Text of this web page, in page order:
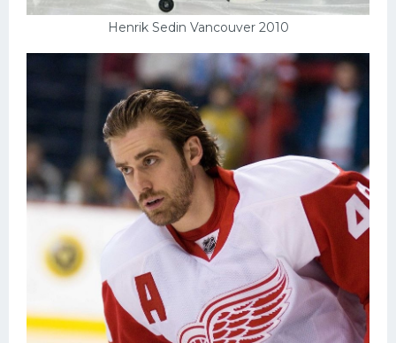
Henrik Sedin Vancouver 2010